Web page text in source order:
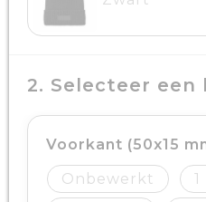
2. Selecteer een
Voorkant (50x15
Onbewerkt
1